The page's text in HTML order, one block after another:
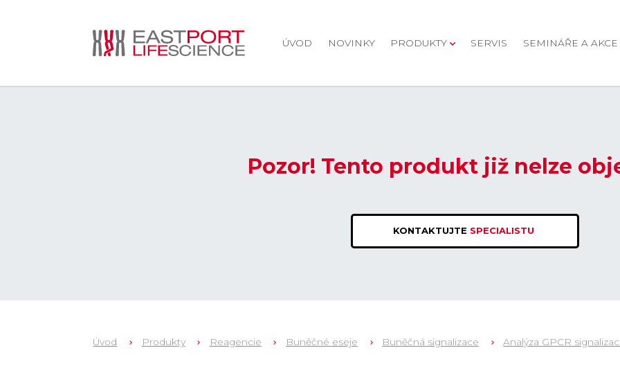
ÚVOD NOVINKY PRODUKTY SERVIS SEMINÁŘE A AKCE
Pozor! Tento produkt již nelze
KONTAKTUJTE SPECIALISTU
Úvod Produkty Reagencie Buněčné eseje Buněčná signalizace Analýza GPCR